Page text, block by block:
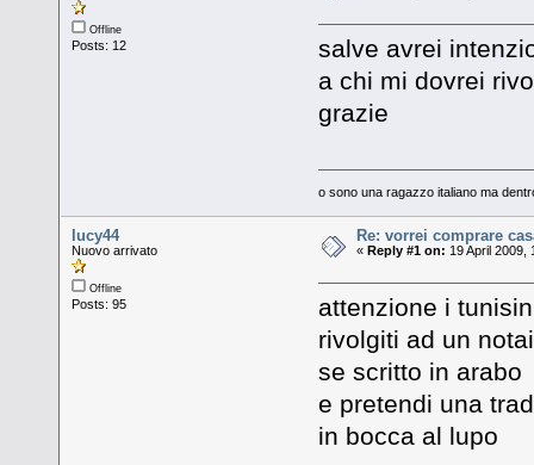
Offline
Posts: 12
salve avrei
a chi mi dovrei
grazie
o sono una ragazzo italiano ma
lucy44
Nuovo arrivato
Offline
Posts: 95
Re: vorrei comprare
« Reply #1 on: 19 April 2009,
attenzione i
rivolgiti ad un
se scritto in arabo
e pretendi una
in bocca al lupo